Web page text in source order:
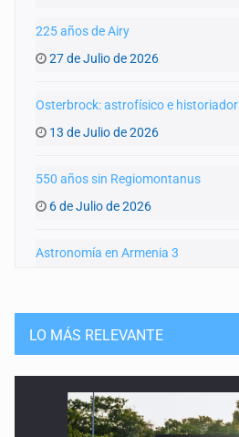
225 años de Airy
27 de Julio de 2026
Osterbrock: astrofísico e historiador
13 de Julio de 2026
550 años sin Regiomontanus
6 de Julio de 2026
Astronomía en Armenia 3
Astronomía en Armenia 2
8 de Junio de 2026
Astronomía en Armenia
25 de Mayo de 2026
LO MÁS RELEVANTE